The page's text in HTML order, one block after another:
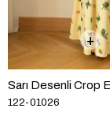
122-01026